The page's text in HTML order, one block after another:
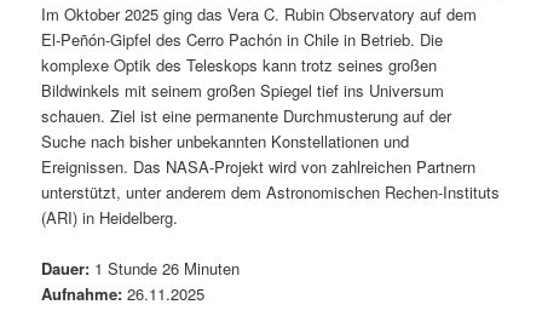
Im Oktober 2025 ging das Vera C. Rubin Observatory auf dem
El-Peñón-Gipfel des Cerro Pachón in Chile in Betrieb. Die
komplexe Optik des Teleskops kann trotz seines großen
Bildwinkels mit seinem großen Spiegel tief ins Universum
schauen. Ziel ist eine permanente Durchmusterung auf der
Suche nach bisher unbekannten Konstellationen und
Ereignissen. Das NASA-Projekt wird von zahlreichen Partnern
unterstützt, unter anderem dem Astronomischen Rechen-Instituts
(ARI) in Heidelberg.
Dauer: 1 Stunde 26 Minuten
Aufnahme: 26.11.2025